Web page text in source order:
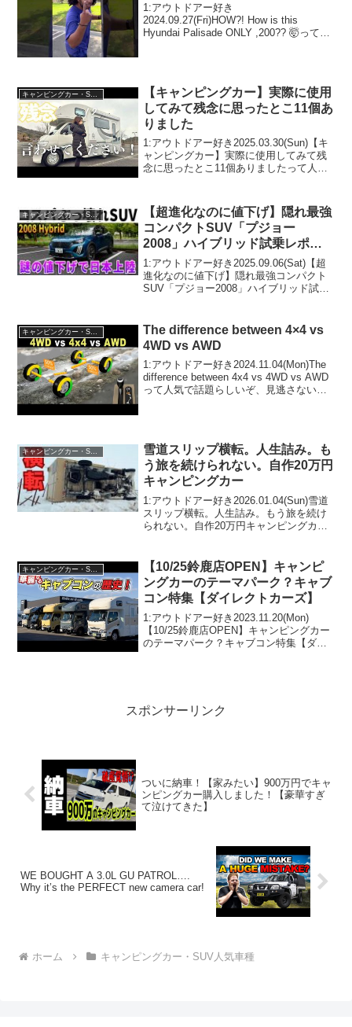
1:アウトドアー好き
2024.09.27(Fri)HOW?! How is this
Hyundai Palisade ONLY ,200?? 🤯って人
キャンピングカー・SUV人気車種
【キャンピングカー】実際に使用
してみて残念に思ったとこ11個あ
りました
1:アウトドアー好き2025.03.30(Sun)【キ
ャンピングカー】実際に使用してみて残
念に思ったとこ11個ありましたって人気
は注目です！3:アウト...
キャンピングカー・SUV人気車種
【超進化なのに値下げ】隠れ最強
コンパクトSUV「プジョー
2008」ハイブリッド試乗レポー
ト
1:アウトドアー好き2025.09.06(Sat)【超
進化なのに値下げ】隠れ最強コンパクト
SUV「プジョー2008」ハイブリッド試乗
2025.09.06(Sat)この動画は...
The difference between 4×4 vs
4WD vs AWD
1:アウトドアー好き2024.11.04(Mon)The
difference between 4x4 vs 4WD vs AWD
って人気で話題らしいぞ、見逃さない
キャンピングカー・SUV人気車種
雪道スリップ横転。人生詰み。も
う旅を続けられない。自作20万円
キャンピングカー
1:アウトドアー好き2026.01.04(Sun)雪道
スリップ横転。人生詰み。もう旅を続け
られない。自作20万円キャンピングカー
2026.01.04(Sun)この動画は注目です！
3...
【10/25鈴鹿店OPEN】キャンピ
ングカーのテーマパーク？キャブ
コン特集【ダイレクトカーズ】
1:アウトドアー好き2023.11.20(Mon)
【10/25鈴鹿店OPEN】キャンピングカー
のテーマパーク？キャブコン特集【ダイ
スポンサーリンク
ついに納車！【家みたい】900万円でキャ
ンピングカー購入しました！【豪華すぎ
て泣けてきた】
WE BOUGHT A 3.0L GU PATROL….
Why it’s the PERFECT new camera car!
ホーム キャンピングカー・SUV人気車種